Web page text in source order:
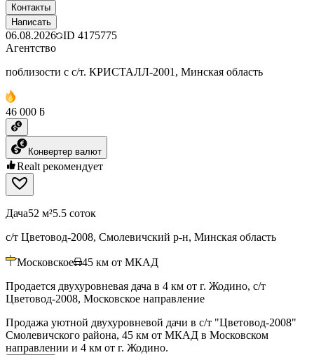
Контакты
Написать
06.08.2026 ID 4175775
Агентство
поблизости с с/т. КРИСТАЛЛ-2001, Минская область
46 000 ƃ
Конвертер валют
Realt рекомендует
Дача52 м²5.5 соток
с/т Цветовод-2008, Смолевичский р-н, Минская область
Московское 45 км от МКАД
Продается двухуровневая дача в 4 км от г. Жодино, с/т
Цветовод-2008, Московское направление
Продажа уютной двухуровневой дачи в с/т "Цветовод-2008"
Смолевичского района, 45 км от МКАД в Московском
направлении и 4 км от г. Жодино.